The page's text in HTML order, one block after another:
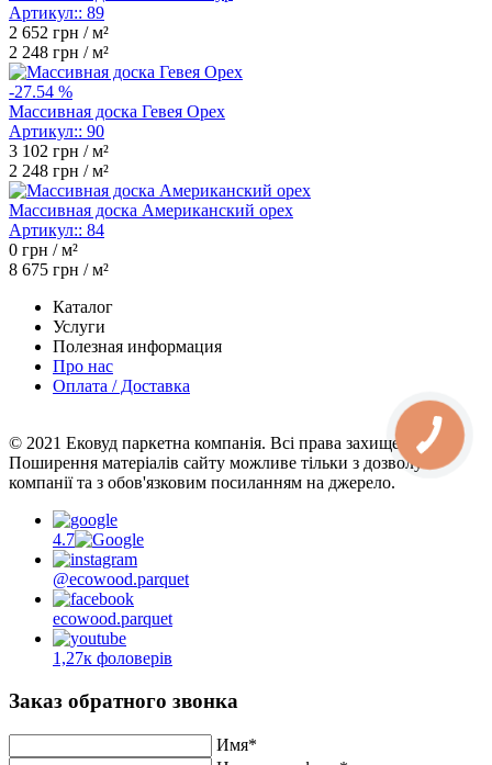
Артикул:: 89
2 652 грн / м²
2 248 грн / м²
-27.54 %
Массивная доска Гевея Орех
Артикул:: 90
3 102 грн / м²
2 248 грн / м²
Массивная доска Американский орех
Артикул:: 84
0 грн / м²
8 675 грн / м²
Каталог
Услуги
Полезная информация
Про нас
Оплата / Доставка
© 2021 Ековуд паркетна компанія. Всі права захищені.
Поширення матеріалів сайту можливе тільки з дозволу
компанії та з обов'язковим посиланням на джерело.
4.7
@ecowood.parquet
ecowood.parquet
1,27к фоловерів
Заказ обратного звонка
Имя*